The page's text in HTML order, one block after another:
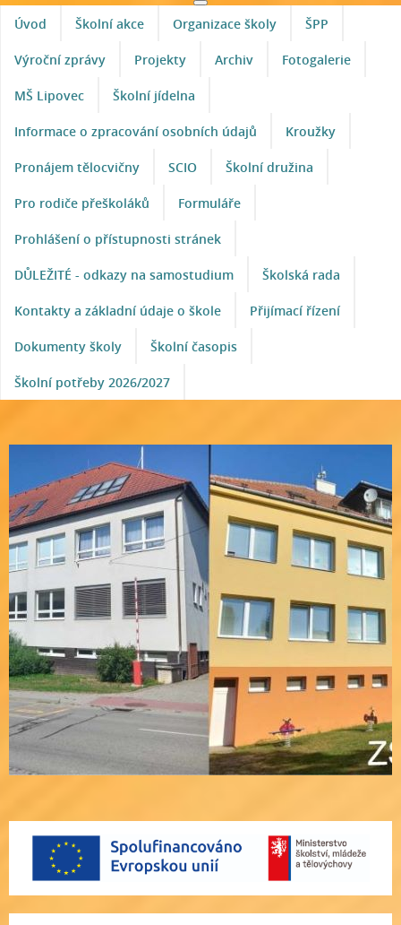
Úvod Školní akce Organizace školy ŠPP
Výroční zprávy Projekty Archiv Fotogalerie
MŠ Lipovec Školní jídelna
Informace o zpracování osobních údajů Kroužky
Pronájem tělocvičny SCIO Školní družina
Pro rodiče přeškoláků Formuláře
Prohlášení o přístupnosti stránek
DŮLEŽITÉ - odkazy na samostudium Školská rada
Kontakty a základní údaje o škole Přijímací řízení
Dokumenty školy Školní časopis
Školní potřeby 2026/2027